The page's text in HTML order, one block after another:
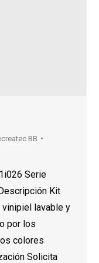
BB
Serie
Kit
lavable y
por los
colores
Solicita